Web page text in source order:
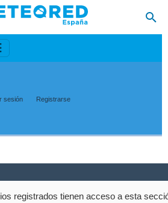
sesión Registrarse
registrados tienen acceso a esta